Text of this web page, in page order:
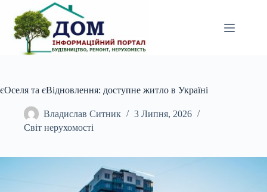
вмісту
єОселя та єВідновлення: доступне житло в Україні
Владислав Ситник
3 Липня, 2026
Світ нерухомості